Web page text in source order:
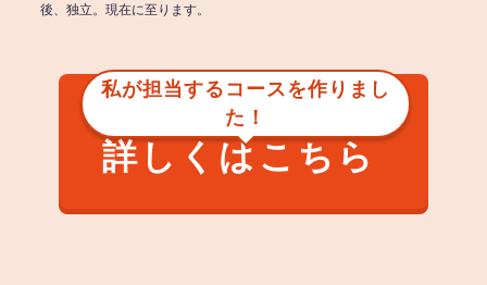
後、独立。現在に至ります。
私が担当するコースを作りまし
た！
詳しくはこちら